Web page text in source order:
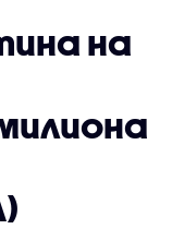
на